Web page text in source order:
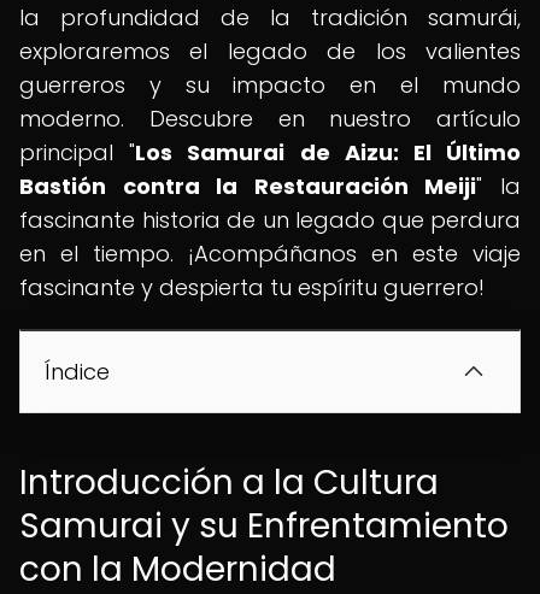
la profundidad de la tradición samurái,
exploraremos el legado de los valientes
guerreros y su impacto en el mundo
moderno. Descubre en nuestro artículo
principal "Los Samurai de Aizu: El Último
Bastión contra la Restauración Meiji" la
fascinante historia de un legado que perdura
en el tiempo. ¡Acompáñanos en este viaje
fascinante y despierta tu espíritu guerrero!
Índice
Introducción a la Cultura
Samurai y su Enfrentamiento
con la Modernidad